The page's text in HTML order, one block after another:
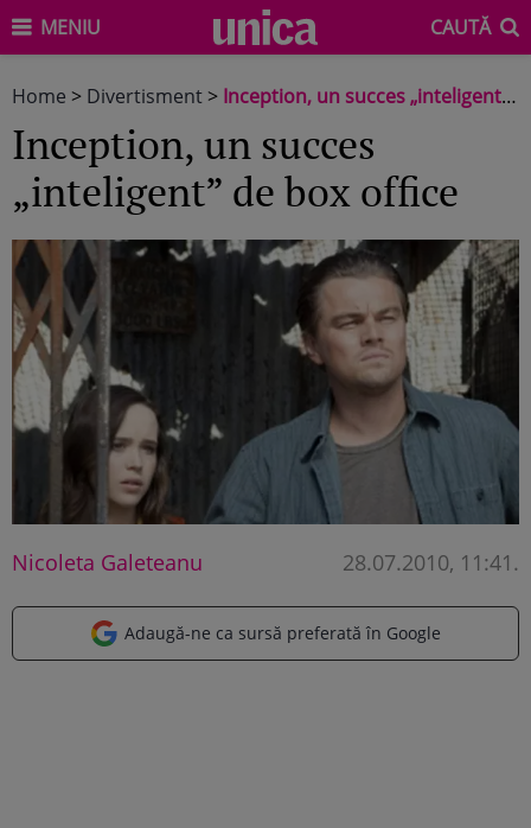
MENIU CAUTĂ
Home > Divertisment > Inception, un succes „inteligent” de box office
Inception, un succes
„inteligent” de box office
Nicoleta Galeteanu 28.07.2010, 11:41 .
Adaugă-ne ca sursă preferată în Google